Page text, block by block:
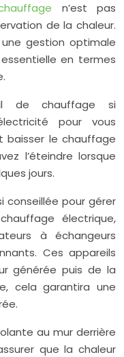
n’est pas
de la chaleur.
gestion optimale
en termes
de chauffage si
pour vous
baisser le chauffage
l’éteindre lorsque
jours.
conseillée pour gérer
électrique,
à échangeurs
Ces appareils
générée puis de la
cela garantira une
au mur derrière
que la chaleur